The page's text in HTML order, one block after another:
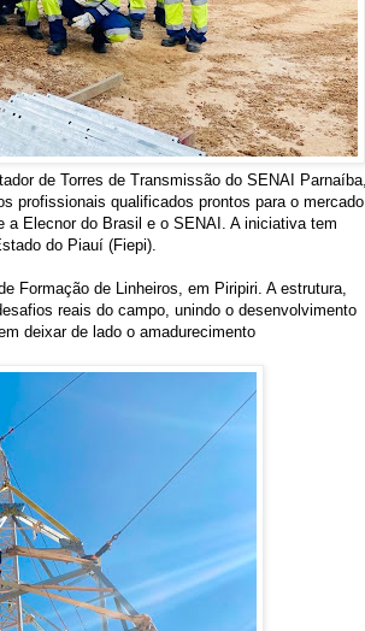
de Torres de Transmissão do SENAI Parnaíba,
profissionais qualificados prontos para o mercado
Elecnor do Brasil e o SENAI. A iniciativa tem
do Piauí (Fiepi).
Formação de Linheiros, em Piripiri. A estrutura,
reais do campo, unindo o desenvolvimento
deixar de lado o amadurecimento